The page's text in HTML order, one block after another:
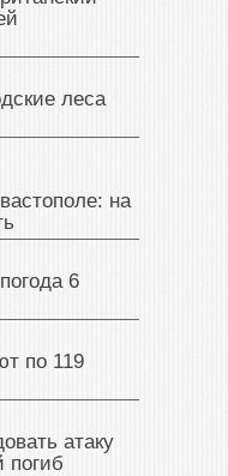
леса
на
6
по 119
атаку
погиб